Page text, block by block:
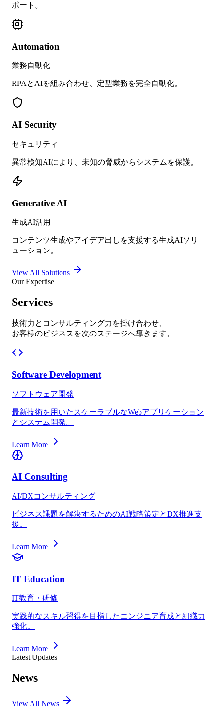
ポート。
Automation
業務自動化
RPAとAIを組み合わせ、定型業務を完全自動化。
AI Security
セキュリティ
異常検知AIにより、未知の脅威からシステムを保護。
Generative AI
生成AI活用
コンテンツ生成やアイデア出しを支援する生成AIソリ
ューション。
View All Solutions
Our Expertise
Services
技術力とコンサルティング力を掛け合わせ、
お客様のビジネスを次のステージへ導きます。
Software Development
ソフトウェア開発
最新技術を用いたスケーラブルなWebアプリケーション
とシステム開発。
Learn More
AI Consulting
AI/DXコンサルティング
ビジネス課題を解決するためのAI戦略策定とDX推進支
援。
Learn More
IT Education
IT教育・研修
実践的なスキル習得を目指したエンジニア育成と組織力
強化。
Learn More
Latest Updates
News
View All News